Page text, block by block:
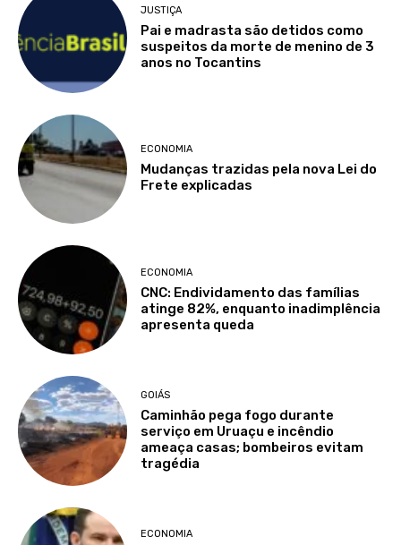
JUSTIÇA
Pai e madrasta são detidos como
suspeitos da morte de menino de 3
anos no Tocantins
ECONOMIA
Mudanças trazidas pela nova Lei do
Frete explicadas
ECONOMIA
CNC: Endividamento das famílias
atinge 82%, enquanto inadimplência
apresenta queda
GOIÁS
Caminhão pega fogo durante
serviço em Uruaçu e incêndio
ameaça casas; bombeiros evitam
tragédia
ECONOMIA